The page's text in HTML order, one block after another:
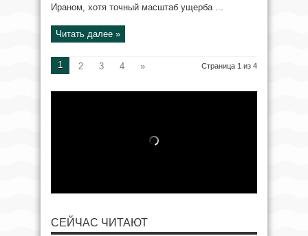
Ираном, хотя точный масштаб ущерба ...
Читать далее »
Страница 1 из 4
1 2 3 4 »
СЕЙЧАС ЧИТАЮТ